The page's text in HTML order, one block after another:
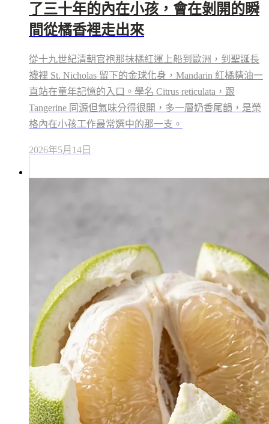
了三十年的內在小孩，會在剝開的瞬
間從橘香裡走出來
從十九世紀清朝官袍那抹橘紅運上船到歐洲，到聖誕長
襪裡 St. Nicholas 留下的金球化身，Mandarin 紅橘精油一
直站在童年記憶的入口。學名 Citrus reticulata，跟
Tangerine 同源但氣味分得很開，多一層奶香尾韻，是榮
格內在小孩工作最常選中的那一支。
2026年5月14日